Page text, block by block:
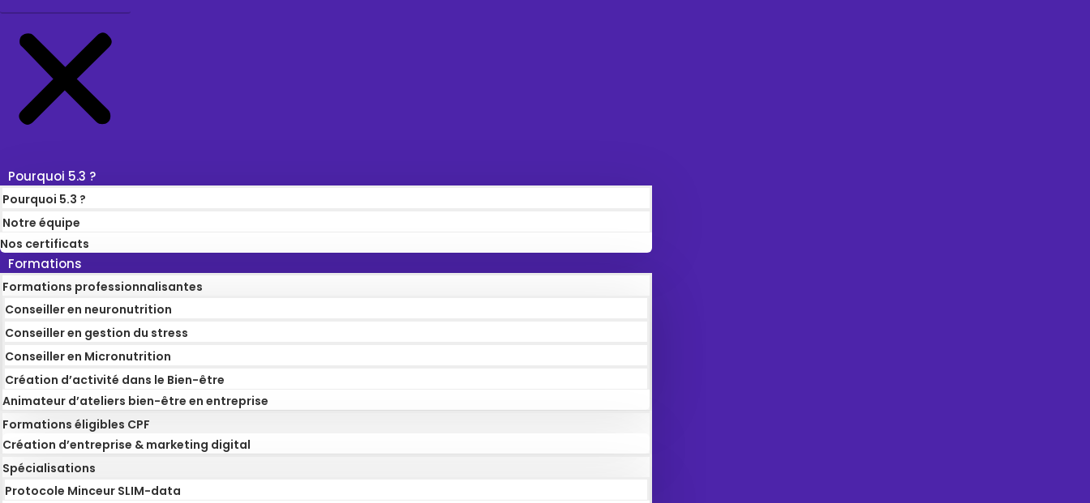
Pourquoi 5.3 ?
Pourquoi 5.3 ?
Notre équipe
Nos certificats
Formations
Formations professionnalisantes
Conseiller en neuronutrition
Conseiller en gestion du stress
Conseiller en Micronutrition
Création d’activité dans le Bien-être
Animateur d’ateliers bien-être en entreprise
Formations éligibles CPF
Création d’entreprise & marketing digital
Spécialisations
Protocole Minceur SLIM-data